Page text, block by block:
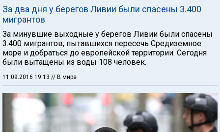
За два дня у берегов Ливии были спасены 3.400
мигрантов
За минувшие выходные у берегов Ливии были спасены
3.400 мигрантов, пытавшихся пересечь Средиземное
море и добраться до европейской территории. Сегодня
были вытащены из воды 108 человек.
11.09.2016 19:13 // В мире